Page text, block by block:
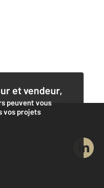
et vendeur,
peuvent vous
vos projets